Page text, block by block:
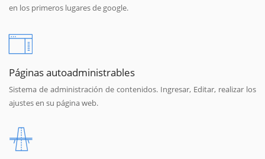
en los primeros lugares de google.
Páginas autoadministrables
Sistema de administración de contenidos. Ingresar, Editar, realizar los
ajustes en su página web.